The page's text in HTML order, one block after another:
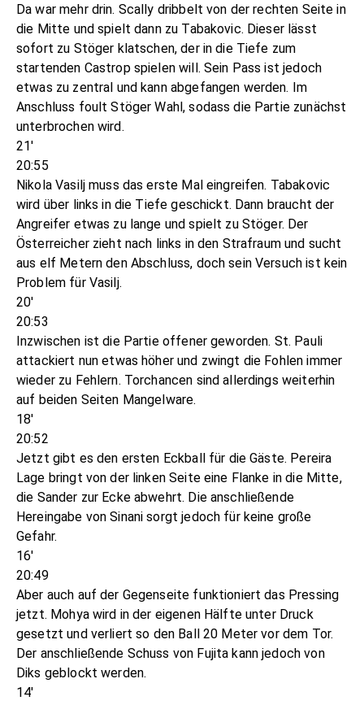
Da war mehr drin. Scally dribbelt von der rechten Seite in
die Mitte und spielt dann zu Tabakovic. Dieser lässt
sofort zu Stöger klatschen, der in die Tiefe zum
startenden Castrop spielen will. Sein Pass ist jedoch
etwas zu zentral und kann abgefangen werden. Im
Anschluss foult Stöger Wahl, sodass die Partie zunächst
unterbrochen wird.
21'
20:55
Nikola Vasilj muss das erste Mal eingreifen. Tabakovic
wird über links in die Tiefe geschickt. Dann braucht der
Angreifer etwas zu lange und spielt zu Stöger. Der
Österreicher zieht nach links in den Strafraum und sucht
aus elf Metern den Abschluss, doch sein Versuch ist kein
Problem für Vasilj.
20'
20:53
Inzwischen ist die Partie offener geworden. St. Pauli
attackiert nun etwas höher und zwingt die Fohlen immer
wieder zu Fehlern. Torchancen sind allerdings weiterhin
auf beiden Seiten Mangelware.
18'
20:52
Jetzt gibt es den ersten Eckball für die Gäste. Pereira
Lage bringt von der linken Seite eine Flanke in die Mitte,
die Sander zur Ecke abwehrt. Die anschließende
Hereingabe von Sinani sorgt jedoch für keine große
Gefahr.
16'
20:49
Aber auch auf der Gegenseite funktioniert das Pressing
jetzt. Mohya wird in der eigenen Hälfte unter Druck
gesetzt und verliert so den Ball 20 Meter vor dem Tor.
Der anschließende Schuss von Fujita kann jedoch von
Diks geblockt werden.
14'